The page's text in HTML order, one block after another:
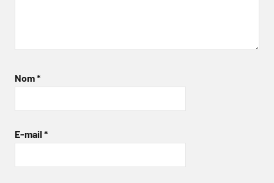
Nom*
E-mail *